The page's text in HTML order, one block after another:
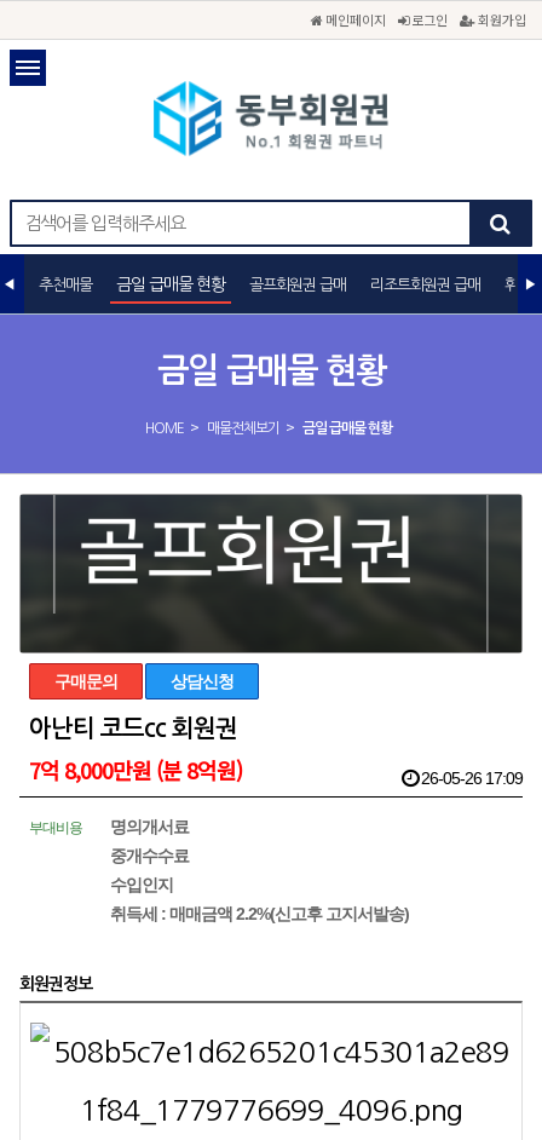
메인페이지 로그인 회원가입
금일 급매물 현황
HOME > 매물전체보기 > 금일 급매물 현황
추천매물 금일 급매물 현황 골프회원권 급매 리조트회원권 급매 휘트
구매문의 상담신청
아난티 코드cc 회원권
7억 8,000만원 (분 8억원)
부대비용
명의개서료
중개수수료
수입인지
취득세 : 매매금액 2.2%(신고후 고지서발송)
26-05-26 17:09
회원권정보